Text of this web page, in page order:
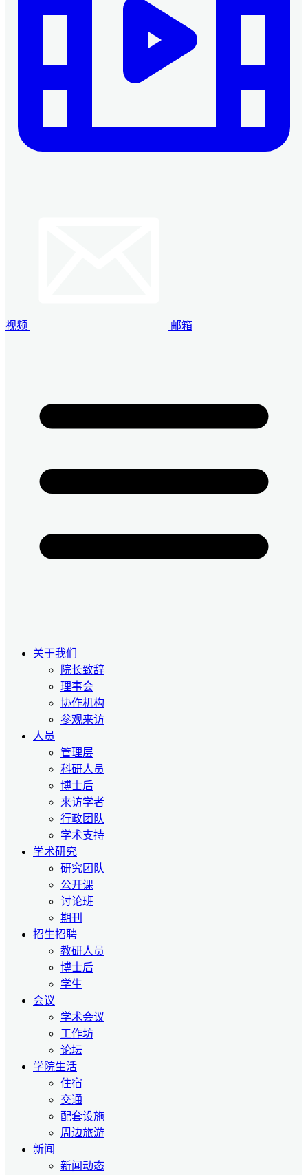
视频 邮箱
关于我们
院长致辞
理事会
协作机构
参观来访
人员
管理层
科研人员
博士后
来访学者
行政团队
学术支持
学术研究
研究团队
公开课
讨论班
期刊
招生招聘
教研人员
博士后
学生
会议
学术会议
工作坊
论坛
学院生活
住宿
交通
配套设施
周边旅游
新闻
新闻动态